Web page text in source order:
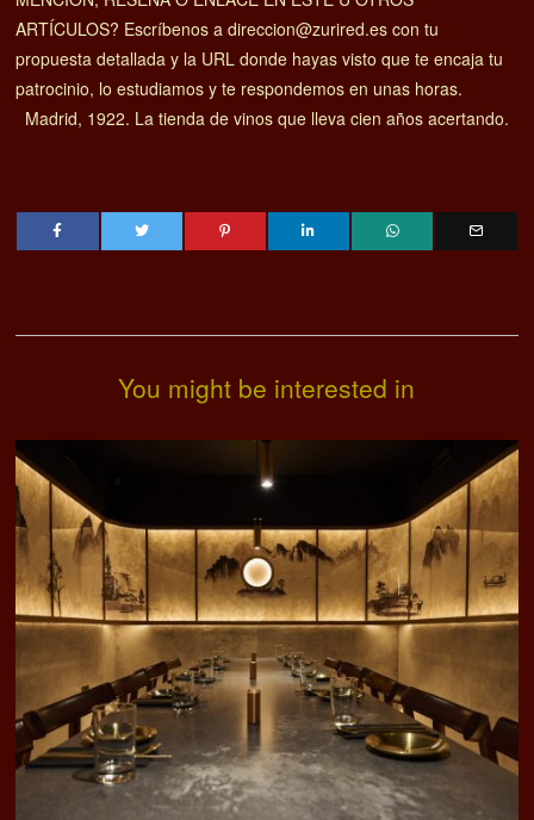
ARTÍCULOS? Escríbenos a direccion@zurired.es con tu
propuesta detallada y la URL donde hayas visto que te encaja tu
patrocinio, lo estudiamos y te respondemos en unas horas.
Madrid, 1922. La tienda de vinos que lleva cien años acertando.
You might be interested in